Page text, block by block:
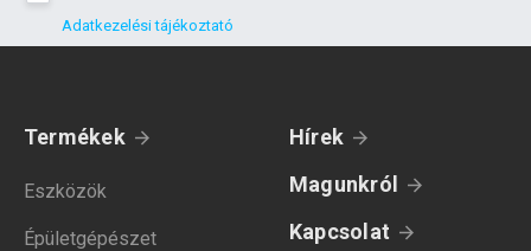
Adatkezelési tájékoztató
Termékek
Eszközök
Épületgépészet
Hírek
Magunkról
Kapcsolat